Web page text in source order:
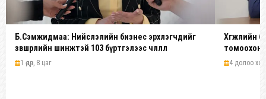
Б.Сэмжидмаа: Нийслэлийн бизнес эрхлэгчдийг
зөвшөөрлийн шинжтэй 103 бүртгэлээс чөлөөллөө
1 өдөр, 8 цаг
Хөгжлийн
томоохон
4 долоо